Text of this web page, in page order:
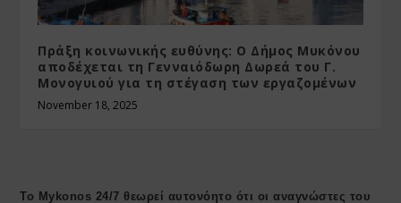
Πράξη κοινωνικής ευθύνης: Ο Δήμος Μυκόνου
αποδέχεται τη Γενναιόδωρη Δωρεά του Γ.
Μονογυιού για τη στέγαση των εργαζομένων
November 18, 2025
Το Mykonos 24/7 θεωρεί αυτονόητο ότι οι αναγνώστες του